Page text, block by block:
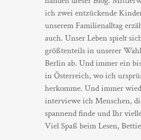
ich zwei entzückende
unserem Familienalltag
auch. Unser Leben spielt
größtenteils in unserer
Berlin ab. Und immer ein
in Österreich, wo ich
herkomme. Und immer
interviewe ich Menschen,
spannend finde und Ihr
Viel Spaß beim Lesen, Bettie